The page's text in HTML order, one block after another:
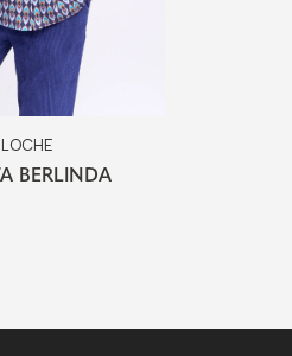
BERLINDA